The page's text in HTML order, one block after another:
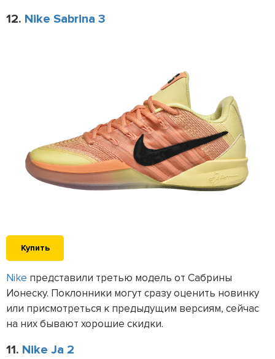
12. Nike Sabrina 3
Купить
Nike представили третью модель от Сабрины
Ионеску. Поклонники могут сразу оценить новинку
или присмотреться к предыдущим версиям, сейчас
на них бывают хорошие скидки.
11. Nike Ja 2